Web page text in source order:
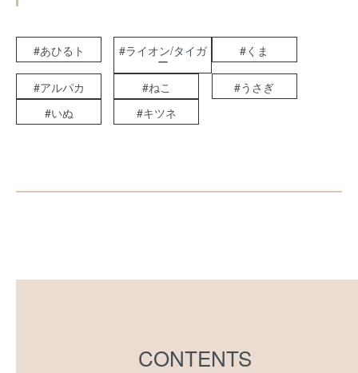
#あひるト #ライオン/タイガ
ー
#くま
#アルパカ #ねこ
#うさぎ
#いぬ
#キツネ
CONTENTS